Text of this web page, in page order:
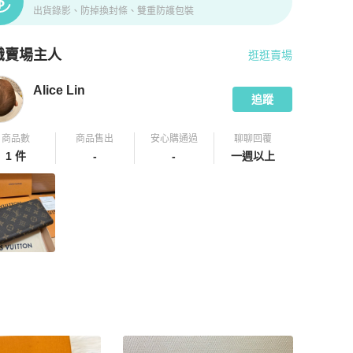
出貨錄影、防掉換封條、雙重防護包裝
賣場主人
拍拍圈嚴選賣家
逛逛賣場
Alice Lin
追蹤
商品數
1 件
商品售出
-
安心購通過
-
聊聊回覆
一週以上